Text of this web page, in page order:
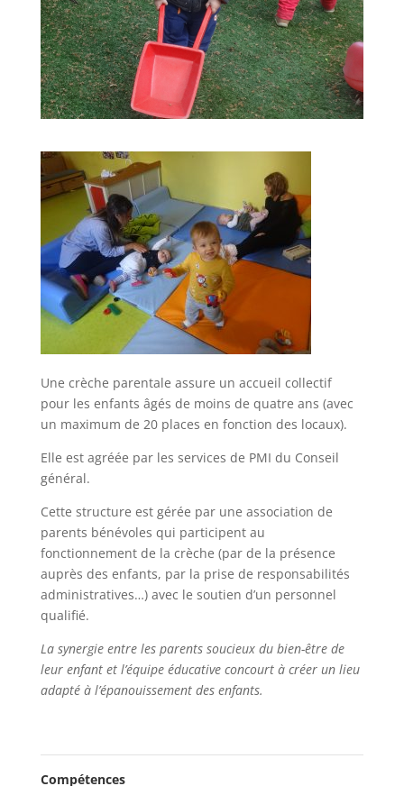
Une crèche parentale assure un accueil collectif
pour les enfants âgés de moins de quatre ans (avec
un maximum de 20 places en fonction des locaux).
Elle est agréée par les services de PMI du Conseil
général.
Cette structure est gérée par une association de
parents bénévoles qui participent au
fonctionnement de la crèche (par de la présence
auprès des enfants, par la prise de responsabilités
administratives…) avec le soutien d’un personnel
qualifié.
La synergie entre les parents soucieux du bien-être de
leur enfant et l’équipe éducative concourt à créer un lieu
adapté à l’épanouissement des enfants.
Compétences